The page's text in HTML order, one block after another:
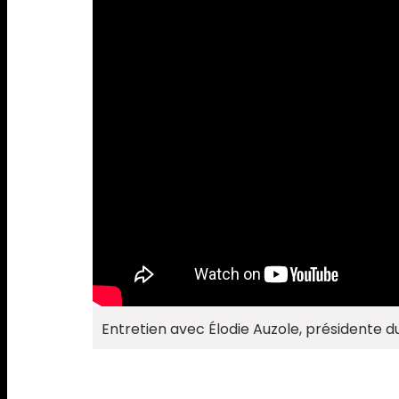
Entretien avec Élodie Auzole, présidente